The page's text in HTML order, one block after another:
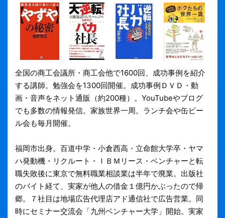
全国の商工会議所・商工会他で1600回、成功事例を紹介
する講師。勉強会を1300回開催。成功事例ＤＶＤ・動
画・音声をネット通販（約200種）。YouTubeやブログ
でも多数の情報発信。家族世界一周。ランチ会や缶ビー
ル会も毎月開催。
福岡市出身。百道中学・小倉西高・立命館大学卒・ヤマ
ハ発動機・リクルート・ＩＢＭリース・ベンチャーと転
職失敗後に東京で無料職業相談業は半年で廃業。出版社
のバイト経て、実家が他人の借金１億円かぶったので帰
郷。７社目は地場広告代理店アド通信社で広告営業。同
時にセミナー交流会「九州ベンチャー大学」開始。実家